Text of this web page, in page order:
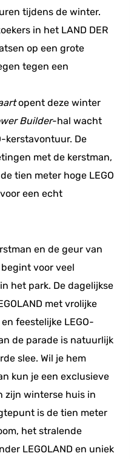
tijdens de winter.
in het LAND DER
op een grote
tegen een
opent deze winter
Builder-hal wacht
kerstavontuur. De
met de kerstman,
tien meter hoge LEGO
een echt
en de geur van
voor veel
het park. De dagelijkse
met vrolijke
feestelijke LEGO-
de parade is natuurlijk
slee. Wil je hem
kun je een exclusieve
zijn winterse huis in
is de tien meter
het stralende
LEGOLAND en uniek